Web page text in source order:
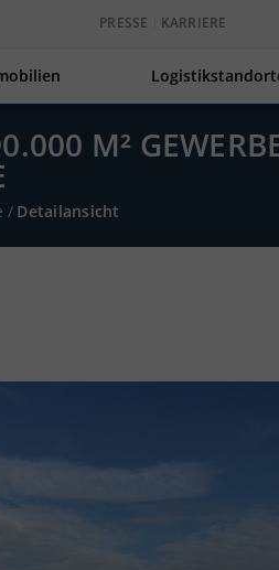
PRESSE KARRIERE
M²
/ Detailansicht